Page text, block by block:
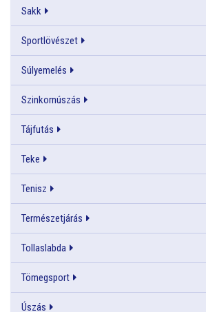
Sakk
Sportlövészet
Súlyemelés
Szinkornúszás
Tájfutás
Teke
Tenisz
Természetjárás
Tollaslabda
Tömegsport
Úszás